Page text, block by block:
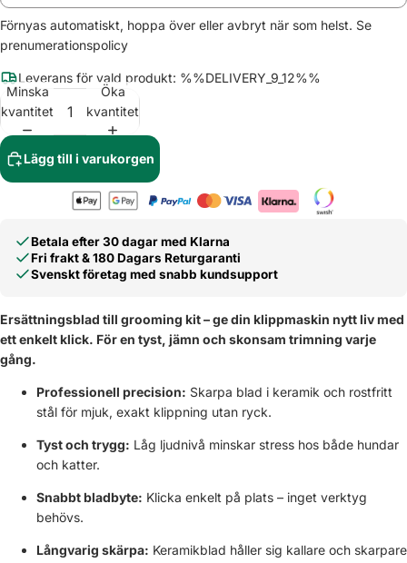
Förnyas automatiskt, hoppa över eller avbryt när som helst. Se
prenumerationspolicy
Leverans för vald produkt: %%DELIVERY_9_12%%
Minska
kvantitet
Öka
kvantitet
Lägg till i varukorgen
Betala efter 30 dagar med Klarna
Fri frakt & 180 Dagars Returgaranti
Svenskt företag med snabb kundsupport
Ersättningsblad till grooming kit– ge din klippmaskin nytt liv med
ett enkelt klick. För en tyst, jämn och skonsam trimning varje
gång.
Professionell precision: Skarpa blad i keramik och rostfritt
stål för mjuk, exakt klippning utan ryck.
Tyst och trygg: Låg ljudnivå minskar stress hos både hundar
och katter.
Snabbt bladbyte: Klicka enkelt på plats – inget verktyg
behövs.
Långvarig skärpa: Keramikblad håller sig kallare och skarpare